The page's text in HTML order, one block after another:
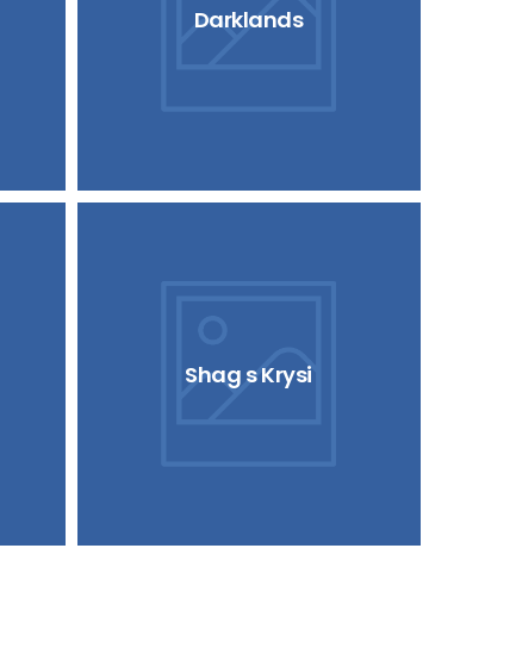
Darklands
Shag s Krysi